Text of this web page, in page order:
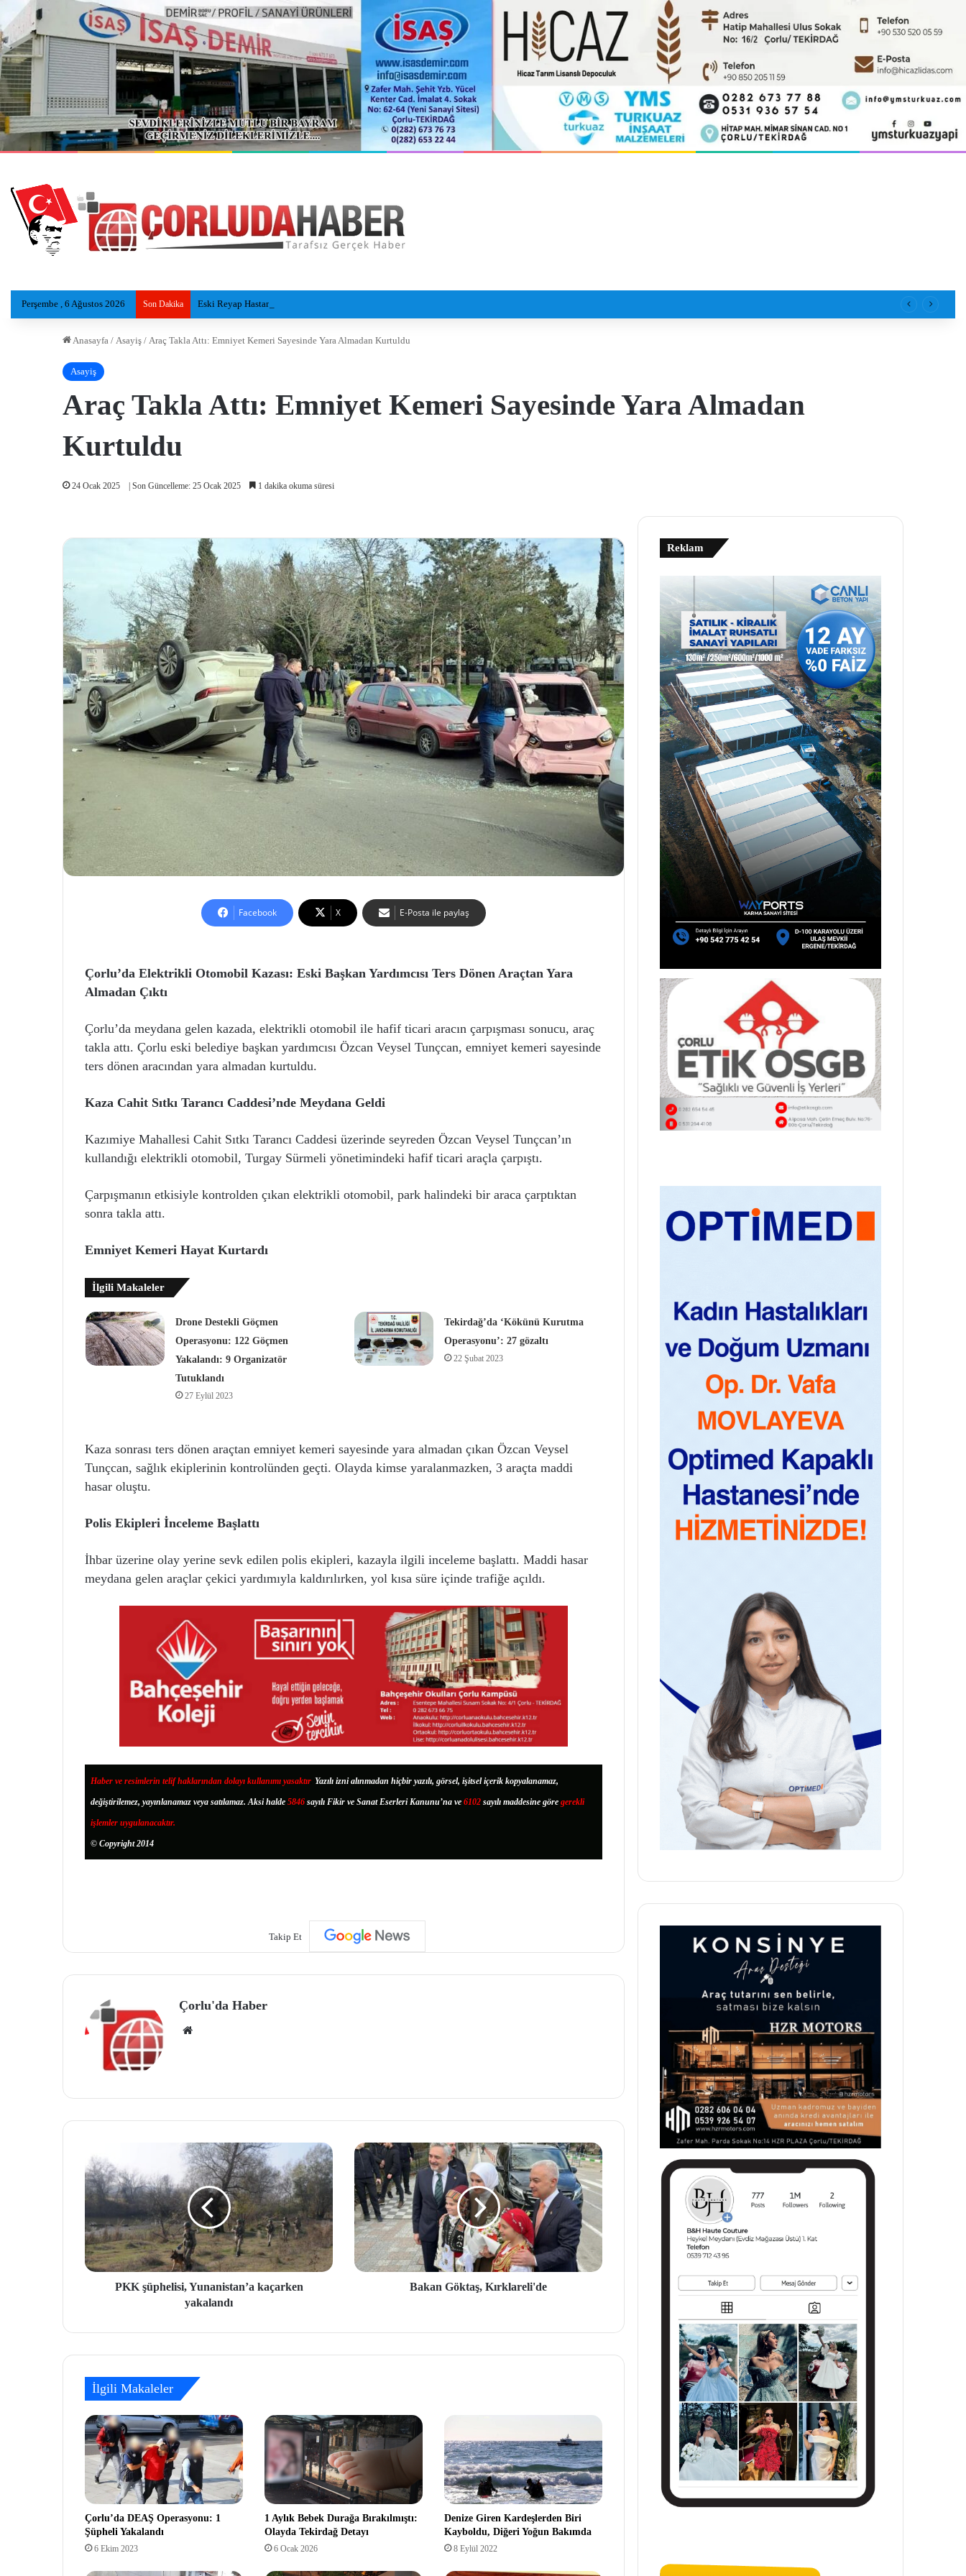
Perşembe , 6 Ağustos 2026 Son Dakika Eski Reyap Hastanesi, Daviva Çorlu Hastanesi Olarak Hizmete Hazırlanıyor
Anasayfa / Asayiş / Araç Takla Attı: Emniyet Kemeri Sayesinde Yara Almadan Kurtuldu
Asayiş
Araç Takla Attı: Emniyet Kemeri Sayesinde Yara Almadan
Kurtuldu
24 Ocak 2025 | Son Güncelleme: 25 Ocak 2025 1 dakika okuma süresi
Facebook X E-Posta ile paylaş
Çorlu’da Elektrikli Otomobil Kazası: Eski Başkan Yardımcısı Ters Dönen Araçtan Yara
Almadan Çıktı
Çorlu’da meydana gelen kazada, elektrikli otomobil ile hafif ticari aracın çarpışması sonucu, araç
takla attı. Çorlu eski belediye başkan yardımcısı Özcan Veysel Tunçcan, emniyet kemeri sayesinde
ters dönen aracından yara almadan kurtuldu.
Kaza Cahit Sıtkı Tarancı Caddesi’nde Meydana Geldi
Kazımiye Mahallesi Cahit Sıtkı Tarancı Caddesi üzerinde seyreden Özcan Veysel Tunçcan’ın
kullandığı elektrikli otomobil, Turgay Sürmeli yönetimindeki hafif ticari araçla çarpıştı.
Çarpışmanın etkisiyle kontrolden çıkan elektrikli otomobil, park halindeki bir araca çarptıktan
sonra takla attı.
Emniyet Kemeri Hayat Kurtardı
İlgili Makaleler
Drone Destekli Göçmen
Operasyonu: 122 Göçmen
Yakalandı: 9 Organizatör
Tutuklandı
27 Eylül 2023
Tekirdağ’da ‘Kökünü Kurutma
Operasyonu’: 27 gözaltı
22 Şubat 2023
Kaza sonrası ters dönen araçtan emniyet kemeri sayesinde yara almadan çıkan Özcan Veysel
Tunçcan, sağlık ekiplerinin kontrolünden geçti. Olayda kimse yaralanmazken, 3 araçta maddi
hasar oluştu.
Polis Ekipleri İnceleme Başlattı
İhbar üzerine olay yerine sevk edilen polis ekipleri, kazayla ilgili inceleme başlattı. Maddi hasar
meydana gelen araçlar çekici yardımıyla kaldırılırken, yol kısa süre içinde trafiğe açıldı.
Haber ve resimlerin telif haklarından dolayı kullanımı yasaktır. Yazılı izni alınmadan hiçbir yazılı, görsel, işitsel içerik kopyalanamaz,
değiştirilemez, yayınlanamaz veya satılamaz. Aksi halde 5846 sayılı Fikir ve Sanat Eserleri Kanunu’na ve 6102 sayılı maddesine göre gerekli
işlemler uygulanacaktır.
© Copyright 2014
Takip Et
Çorlu'da Haber
PKK şüphelisi, Yunanistan’a kaçarken
yakalandı
Bakan Göktaş, Kırklareli'de
İlgili Makaleler
Çorlu’da DEAŞ Operasyonu: 1
Şüpheli Yakalandı
6 Ekim 2023
1 Aylık Bebek Durağa Bırakılmıştı:
Olayda Tekirdağ Detayı
6 Ocak 2026
Denize Giren Kardeşlerden Biri
Kayboldu, Diğeri Yoğun Bakımda
8 Eylül 2022
Reklam